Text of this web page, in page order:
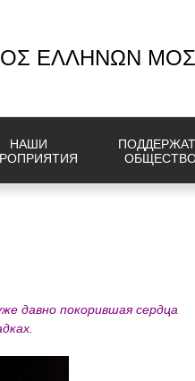
ΕΛΛΗΝΩΝ
НАШИ
давно покорившая сердца